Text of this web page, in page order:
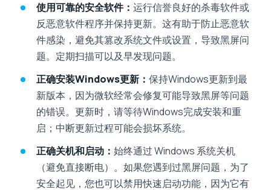
使用可靠的安全软件： 运行信誉良好的杀毒软件或
反恶意软件程序并保持更新。这有助于防止恶意软
件感染，避免其篡改系统文件或设置，导致黑屏问
题。定期扫描可以及早发现问题。
正确安装Windows更新： 保持Windows更新到最
新版本，因为微软经常会修复可能导致黑屏等问题
的错误。更新时，请等待Windows完成安装和重
启；中断更新过程可能会损坏系统。
正确关机和启动： 始终通过 Windows 系统关机
（避免直接断电）。如果您遇到过黑屏问题，为了
安全起见，您也可以禁用快速启动功能，因为它有